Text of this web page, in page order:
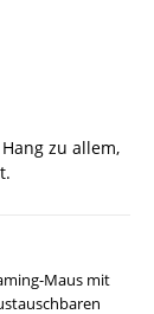
zu allem,
Maus mit